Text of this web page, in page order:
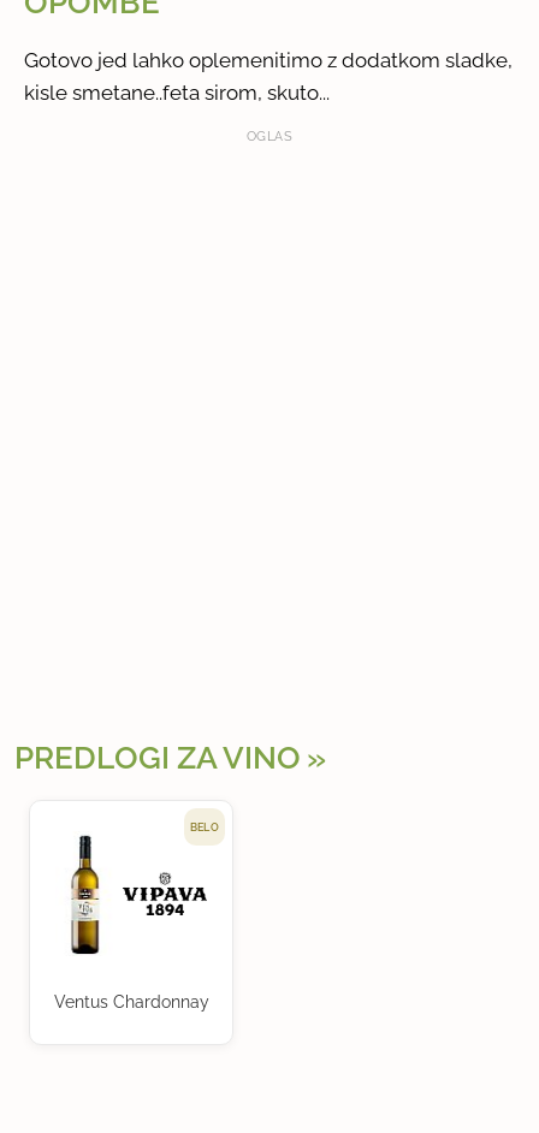
Gotovo jed lahko oplemenitimo z dodatkom sladke,
kisle smetane..feta sirom, skuto...
OGLAS
PREDLOGI ZA VINO
BELO
Ventus Chardonnay